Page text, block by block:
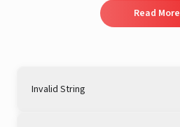
Read More
Invalid String